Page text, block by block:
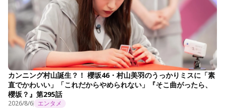
カンニング村山誕生？！ 櫻坂46・村山美羽のうっかりミスに「素
直でかわいい」「これだからやめられない」『そこ曲がったら、
櫻坂？』第295話
2026/8/6 エンタメ